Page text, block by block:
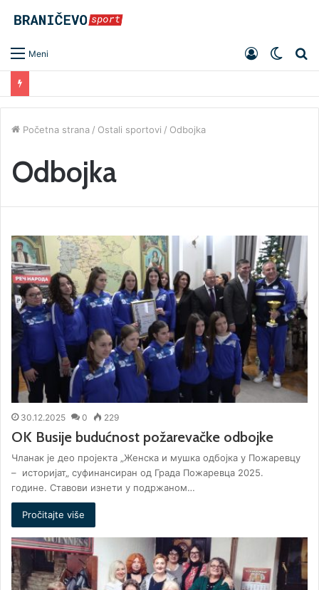
Meni
Switch
skin
Prijavite
se
Početna strana / Ostali sportovi / Odbojka
Odbojka
30.12.2025 0 229
OK Busije budućnost požarevačke odbojke
Чланак је део пројекта „Женска и мушка одбојка у Пожаревцу
– историјат„ суфинансиран од Града Пожаревца 2025.
године. Ставови изнети у подржаном…
Pročitajte više